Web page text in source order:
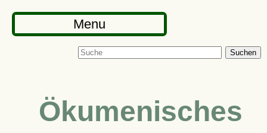
Menu
Suchen
Ökumenisches